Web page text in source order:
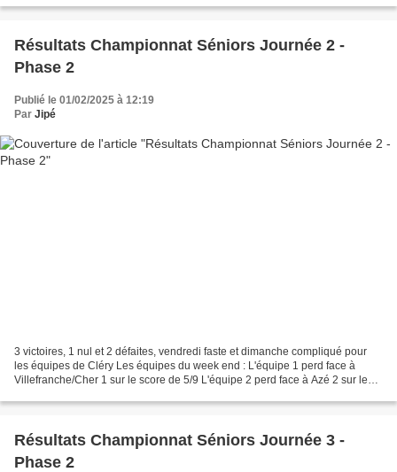
Résultats Championnat Séniors Journée 2 -
Phase 2
Publié le 01/02/2025 à 12:19
Par Jipé
3 victoires, 1 nul et 2 défaites, vendredi faste et dimanche compliqué pour
les équipes de Cléry Les équipes du week end : L'équipe 1 perd face à
Villefranche/Cher 1 sur le score de 5/9 L'équipe 2 perd face à Azé 2 sur le
Résultats Championnat Séniors Journée 3 -
Phase 2